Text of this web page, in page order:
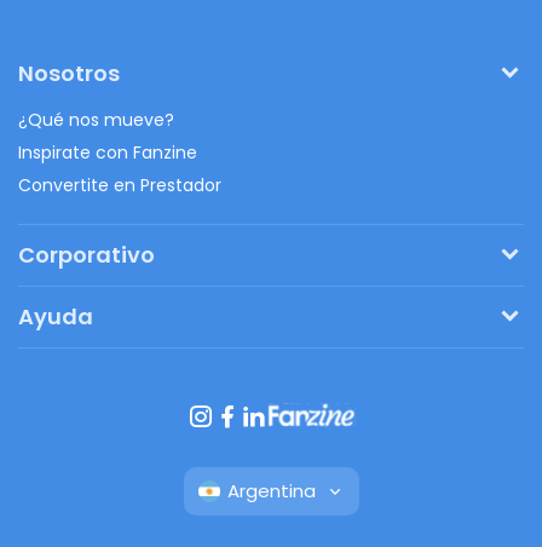
Nosotros
¿Qué nos mueve?
Inspirate con Fanzine
Convertite en Prestador
Corporativo
Regalos originales
Ayuda
Botón de arrepentimiento
Argentina